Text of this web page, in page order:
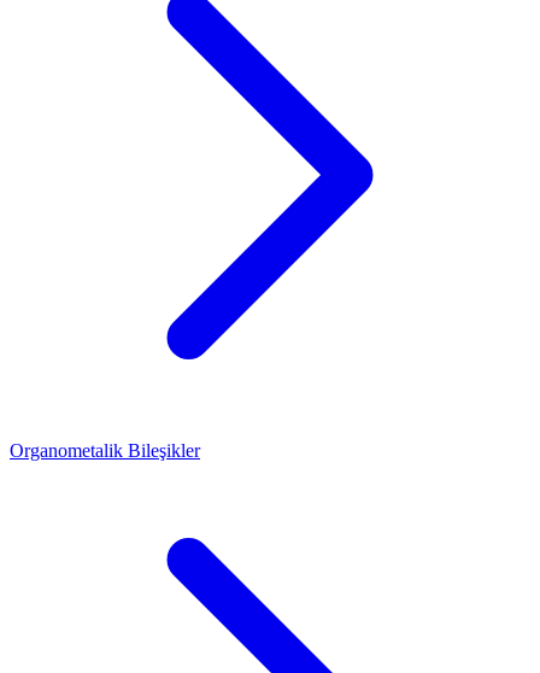
Organometalik Bileşikler